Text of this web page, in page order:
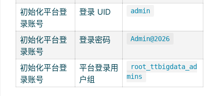
初始化平台登
录账号
登录 UID admin
初始化平台登
录账号
登录密码 Admin@2026
初始化平台登
录账号
平台登录用
户组
root_ttbigdata_ad
mins